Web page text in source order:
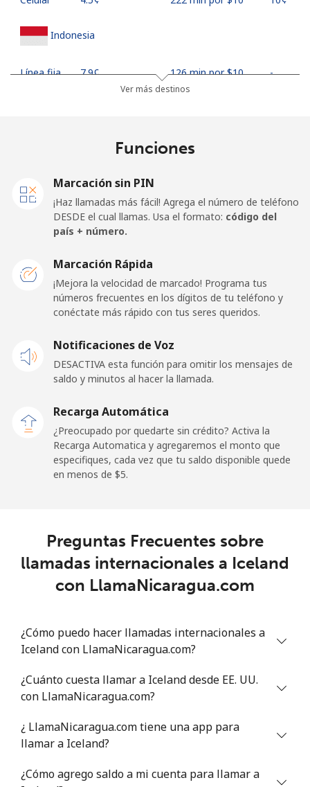
Indonesia
Línea fija ⁦7.9¢⁩ 126 min por ⁦$10⁩ -
Línea fija ⁦27.5¢⁩ 36 min por ⁦$10⁩ -
Iraq
Línea fija ⁦26.9¢⁩ 37 min por ⁦$10⁩
Celular ⁦29.5¢⁩ 33 min por ⁦$10⁩
Ireland
Línea fija ⁦1.6¢⁩ 625 min por ⁦$10⁩
⁦2.5¢⁩ 400 min por ⁦$10⁩ -
Línea fija 204 min por ⁦$10⁩
Celular ⁦13.9¢⁩ 71 min por ⁦$10⁩ -
Línea fija ⁦1.5¢⁩ 665 min por ⁦$10⁩
Celular ⁦1.6¢⁩ 625 min por ⁦$10⁩
Línea fija ⁦58.9¢⁩
Celular ⁦46.9¢⁩ 21 min por ⁦$10⁩ ⁦32¢⁩
Ver más destinos
Funciones
Marcación sin PIN
¡Haz llamadas más fácil! Agrega el número de teléfono
DESDE el cual llamas. Usa el formato: código del
país + número.
Marcación Rápida
¡Mejora la velocidad de marcado! Programa tus
números frecuentes en los dígitos de tu teléfono y
conéctate más rápido con tus seres queridos.
Notificaciones de Voz
DESACTIVA esta función para omitir los mensajes de
saldo y minutos al hacer la llamada.
Recarga Automática
¿Preocupado por quedarte sin crédito? Activa la
Recarga Automatica y agregaremos el monto que
especifiques, cada vez que tu saldo disponible quede
en menos de ⁦$5⁩.
Preguntas Frecuentes sobre
llamadas internacionales a Iceland
con LlamaNicaragua.com
¿Cómo puedo hacer llamadas internacionales a
Iceland con LlamaNicaragua.com?
¿Cuánto cuesta llamar a Iceland desde EE. UU.
con LlamaNicaragua.com?
¿ LlamaNicaragua.com tiene una app para
llamar a Iceland?
¿Cómo agrego saldo a mi cuenta para llamar a